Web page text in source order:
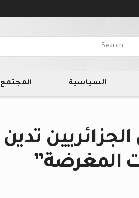
السياسية المجتمع
تدين
المغرضة”